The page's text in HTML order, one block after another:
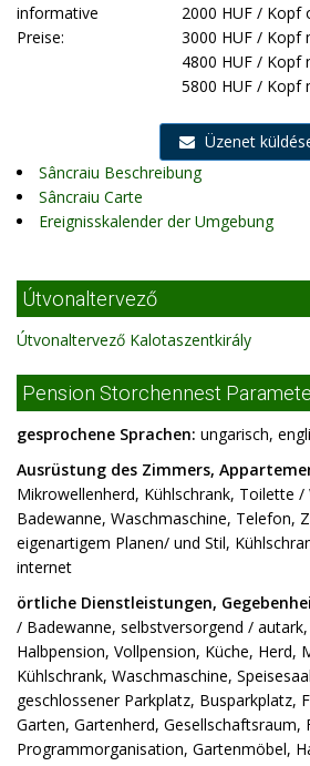
informative
Preise:
2000 HUF / Kopf
3000 HUF / Kopf
4800 HUF / Kopf
5800 HUF / Kopf
Üzenet
Sâncraiu Beschreibung
Sâncraiu Carte
Ereignisskalender der Umgebung
Útvonaltervező
Útvonaltervező Kalotaszentkirály
Pension Storchennest
gesprochene Sprachen: ungarisch,
Ausrüstung des Zimmers,
Mikrowellenherd, Kühlschrank, Toilette /
Badewanne, Waschmaschine, Telefon,
eigenartigem Planen/ und Stil,
internet
örtliche Dienstleistungen,
/ Badewanne, selbstversorgend /
Halbpension, Vollpension, Küche, Herd,
Kühlschrank, Waschmaschine,
geschlossener Parkplatz, Busparkplatz,
Garten, Gartenherd, Gesellschaftsraum,
Programmorganisation, Gartenmöbel,